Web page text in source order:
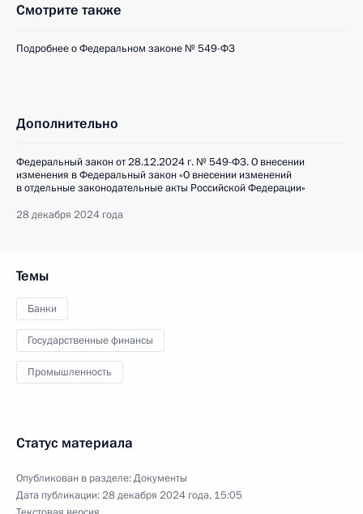
Смотрите также
Подробнее о Федеральном законе № 549-ФЗ
Дополнительно
Федеральный закон от 28.12.2024 г. № 549-ФЗ. О внесении
изменения в Федеральный закон «О внесении изменений
в отдельные законодательные акты Российской Федерации»
28 декабря 2024 года
Темы
Банки
Государственные финансы
Промышленность
Статус материала
Опубликован в разделе:Документы
Дата публикации:28 декабря 2024 года, 15:05